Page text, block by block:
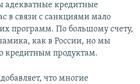
адекватные кредитные
в связи с санкциями мало
программ. По большому счету,
как в России, но мы
кредитным продуктам.
что многие